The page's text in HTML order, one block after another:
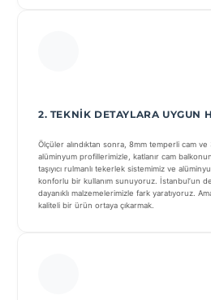
2. TEKNIK DETAYLARA UYGUN
Ölçüler alındıktan sonra, 8mm temperli cam ve
alüminyum profillerimizle, katlanır cam
taşıyıcı rulmanlı tekerlek sistemimiz ve
konforlu bir kullanım sunuyoruz. İstanbul’un
dayanıklı malzemelerimizle fark yaratıyoruz.
kaliteli bir ürün ortaya çıkarmak.